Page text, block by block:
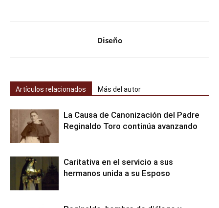
Diseño
Artículos relacionados Más del autor
La Causa de Canonización del Padre
Reginaldo Toro continúa avanzando
Caritativa en el servicio a sus
hermanos unida a su Esposo